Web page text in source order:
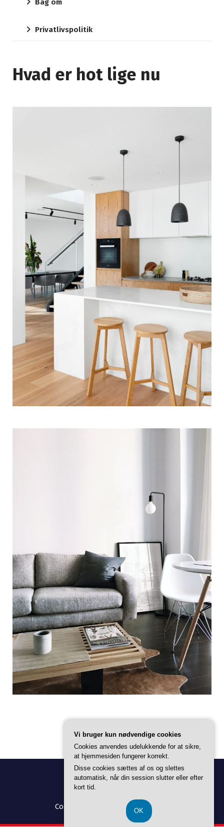
Bag om
Privatlivspolitik
Hvad er hot lige nu
Copyright © 2026 Alt Til Boligen |
Vi bruger kun nødvendige cookies
Cookies anvendes udelukkende for at sikre,
at hjemmesiden fungerer korrekt.
Disse cookies sættes af os og slettes
automatisk, når din session slutter eller efter
kort tid.
OK